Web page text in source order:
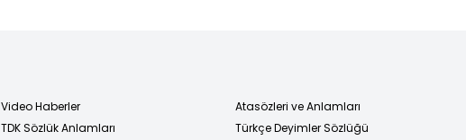
Video Haberler
TDK Sözlük Anlamları
Atasözleri ve Anlamları
Türkçe Deyimler Sözlüğü